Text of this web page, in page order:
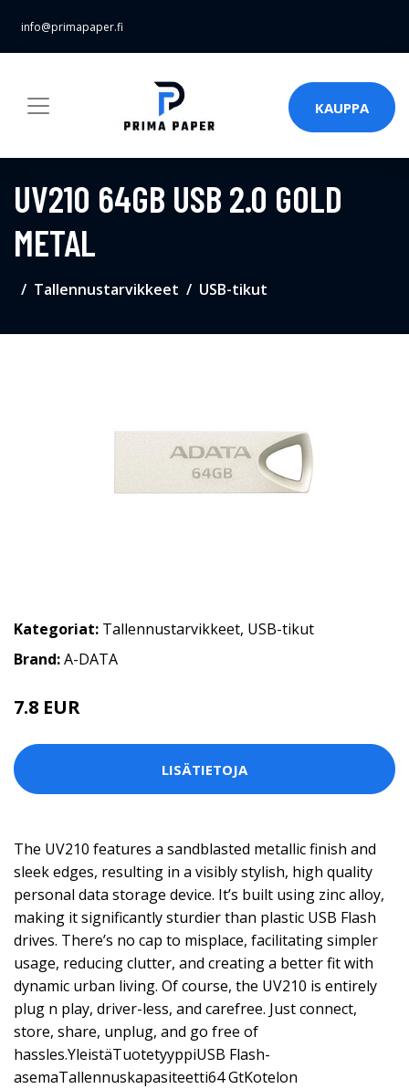
info@primapaper.fi
KAUPPA
UV210 64GB USB 2.0 GOLD
METAL
Tallennustarvikkeet USB-tikut
Kategoriat: Tallennustarvikkeet, USB-tikut
Brand:A-DATA
7.8 EUR
LISÄTIETOJA
The UV210 features a sandblasted metallic finish and
sleek edges, resulting in a visibly stylish, high quality
personal data storage device. It’s built using zinc alloy,
making it significantly sturdier than plastic USB Flash
drives. There’s no cap to misplace, facilitating simpler
usage, reducing clutter, and creating a better fit with
dynamic urban living. Of course, the UV210 is entirely
plug n play, driver-less, and carefree. Just connect,
store, share, unplug, and go free of
hassles.YleistäTuotetyyppiUSB Flash-
asemaTallennuskapasiteetti64 GtKotelon